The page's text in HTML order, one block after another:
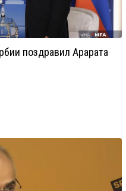
поздравил Арарата